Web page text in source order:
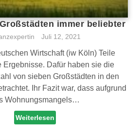
immer beliebter
Juli 12, 2021
Wirtschaft (iw Köln) Teile
Ergebnisse. Dafür haben sie die
von sieben Großstädten in den
Ihr Fazit war, dass aufgrund
Wohnungsmangels…
Weiterlesen